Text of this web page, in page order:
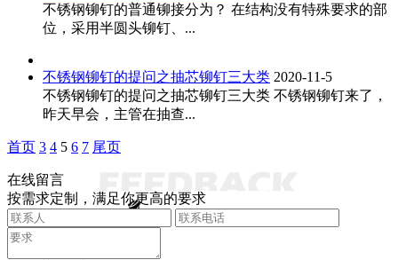
不锈钢铆钉的普通铆接分为？ 在结构没有特殊要求的部
位，采用半圆头铆钉、...
不锈钢铆钉的提问之抽芯铆钉三大类 2020-11-5
不锈钢铆钉的提问之抽芯铆钉三大类 不锈钢铆钉来了，
昨天早会，主管在抽查...
首页 3 4 5 6 7 尾页
在线留言
按需求定制，满足你更高的要求